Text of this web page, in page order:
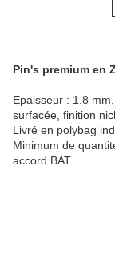
Pin's premium en
Epaisseur : 1.8
surfacée, finition
Livré en polybag
Minimum de
accord BAT